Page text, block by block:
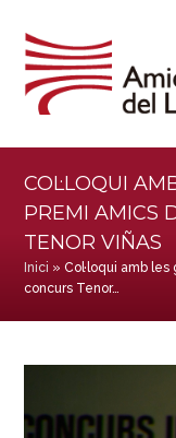
COL·LOQUI
PREMI AMICS
TENOR VIÑAS
Inici »Col·loqui amb
concurs Tenor…